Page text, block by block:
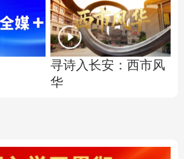
寻诗入长安：西市风
华